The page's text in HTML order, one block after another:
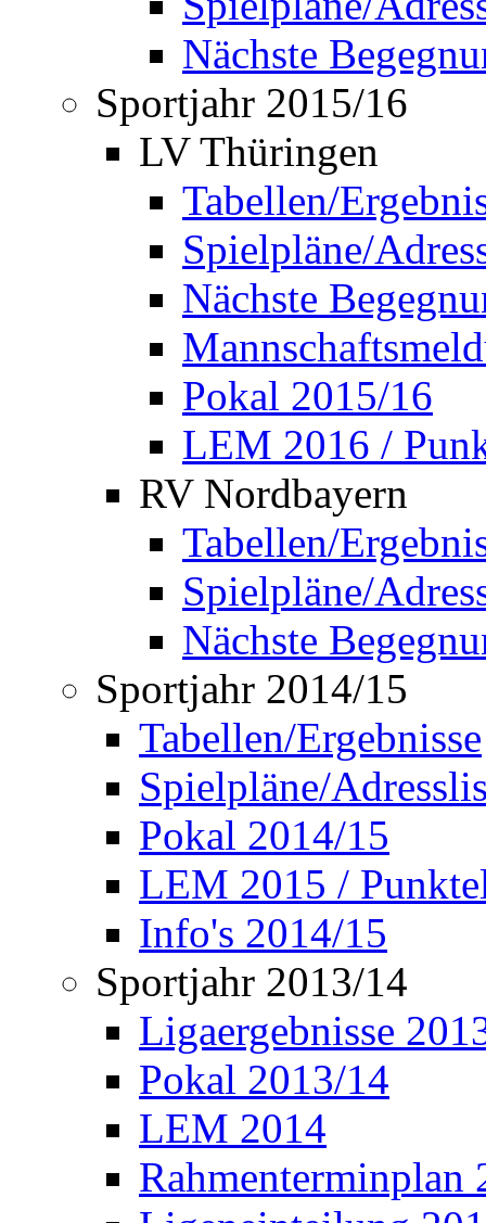
Nächste
Sportjahr 2015/16
LV Thüringen
Tabellen/
Spielpläne/
Nächste
Pokal 2015/16
LEM 2016 /
RV Nordbayern
Tabellen/
Spielpläne/
Nächste
Sportjahr 2014/15
Tabellen/Ergebnisse
Spielpläne/
Pokal 2014/15
LEM 2015 /
Info's 2014/15
Sportjahr 2013/14
Ligaergebnisse
Pokal 2013/14
LEM 2014
Rahmenterminplan